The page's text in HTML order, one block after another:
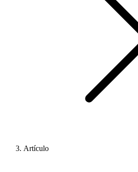
Artículo